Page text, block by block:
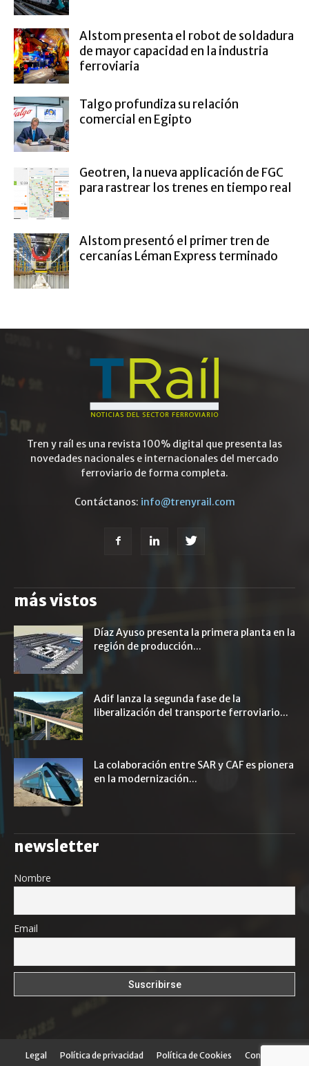
Alstom presenta el robot de soldadura
de mayor capacidad en la industria
ferroviaria
Talgo profundiza su relación
comercial en Egipto
Geotren, la nueva applicación de FGC
para rastrear los trenes en tiempo real
Alstom presentó el primer tren de
cercanías Léman Express terminado
Tren y raíl es una revista 100% digital que presenta las
novedades nacionales e internacionales del mercado
ferroviario de forma completa.
Contáctanos: info@trenyrail.com
más vistos
Díaz Ayuso presenta la primera planta en la
región de producción...
Adif lanza la segunda fase de la
liberalización del transporte ferroviario...
La colaboración entre SAR y CAF es pionera
en la modernización...
newsletter
Nombre
Email
Legal Política de privacidad Política de Cookies Contacto